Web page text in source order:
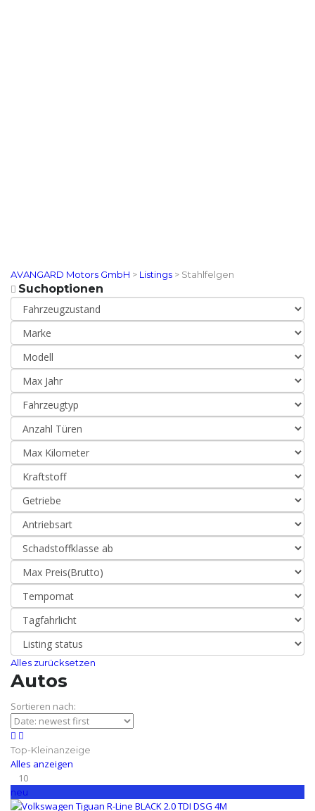
AVANGARD Motors GmbH > Listings > Stahlfelgen
Suchoptionen
Alles zurücksetzen
Autos
Sortieren nach:
Top-Kleinanzeige
Alles anzeigen
10
neu